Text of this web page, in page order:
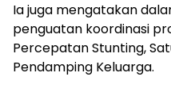
Ia juga mengatakan
penguatan koordinasi
Percepatan Stunting,
Pendamping Keluarga.